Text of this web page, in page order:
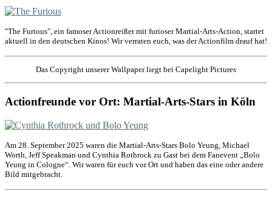
"The Furious", ein famoser Actionreißer mit furioser Martial-Arts-Action, startet
aktuell in den deutschen Kinos! Wir verraten euch, was der Actionfilm drauf hat!
Das Copyright unserer Wallpaper liegt bei Capelight Pictures
Actionfreunde vor Ort: Martial-Arts-Stars in Köln
Am 28. September 2025 waren die Martial-Arts-Stars Bolo Yeung, Michael
Worth, Jeff Speakman und Cynthia Rothrock zu Gast bei dem Fanevent „Bolo
Yeung in Cologne“. Wir waren für euch vor Ort und haben das eine oder andere
Bild mitgebracht.